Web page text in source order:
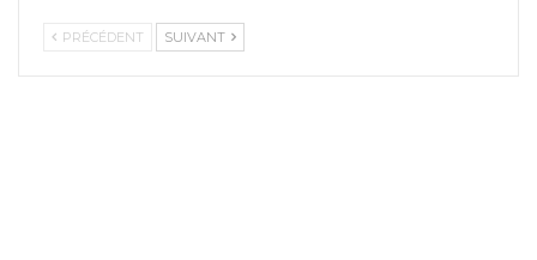
PRÉCÉDENT SUIVANT